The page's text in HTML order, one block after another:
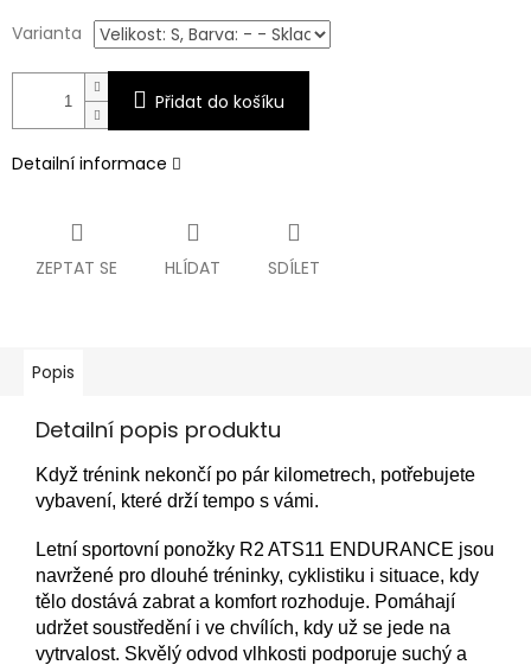
Varianta
Přidat do košíku
Detailní informace
ZEPTAT SE HLÍDAT SDÍLET
Popis
Detailní popis produktu
Když trénink nekončí po pár kilometrech, potřebujete
vybavení, které drží tempo s vámi.
Letní sportovní ponožky R2 ATS11 ENDURANCE jsou
navržené pro dlouhé tréninky, cyklistiku i situace, kdy
tělo dostává zabrat a komfort rozhoduje. Pomáhají
udržet soustředění i ve chvílích, kdy už se jede na
vytrvalost. Skvělý odvod vlhkosti podporuje suchý a